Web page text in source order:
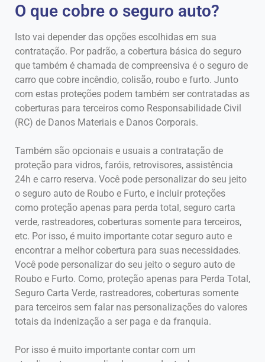
O que cobre o seguro auto?
Isto vai depender das opções escolhidas em sua
contratação. Por padrão, a cobertura básica do seguro
que também é chamada de compreensiva é o seguro de
carro que cobre incêndio, colisão, roubo e furto. Junto
com estas proteções podem também ser contratadas as
coberturas para terceiros como Responsabilidade Civil
(RC) de Danos Materiais e Danos Corporais.
Também são opcionais e usuais a contratação de
proteção para vidros, faróis, retrovisores, assistência
24h e carro reserva. Você pode personalizar do seu jeito
o seguro auto de Roubo e Furto, e incluir proteções
como proteção apenas para perda total, seguro carta
verde, rastreadores, coberturas somente para terceiros,
etc. Por isso, é muito importante cotar seguro auto e
encontrar a melhor cobertura para suas necessidades.
Você pode personalizar do seu jeito o seguro auto de
Roubo e Furto. Como, proteção apenas para Perda Total,
Seguro Carta Verde, rastreadores, coberturas somente
para terceiros sem falar nas personalizações do valores
totais da indenização a ser paga e da franquia.
Por isso é muito importante contar com um